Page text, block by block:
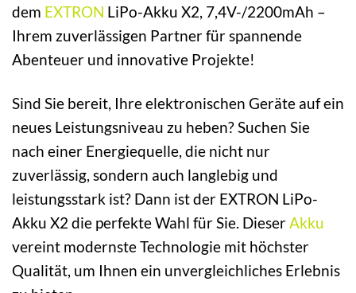
dem EXTRON LiPo-Akku X2, 7,4V-/2200mAh –
Ihrem zuverlässigen Partner für spannende
Abenteuer und innovative Projekte!
Sind Sie bereit, Ihre elektronischen Geräte auf ein
neues Leistungsniveau zu heben? Suchen Sie
nach einer Energiequelle, die nicht nur
zuverlässig, sondern auch langlebig und
leistungsstark ist? Dann ist der EXTRON LiPo-
Akku X2 die perfekte Wahl für Sie. DieserAkku
vereint modernste Technologie mit höchster
Qualität, um Ihnen ein unvergleichliches Erlebnis